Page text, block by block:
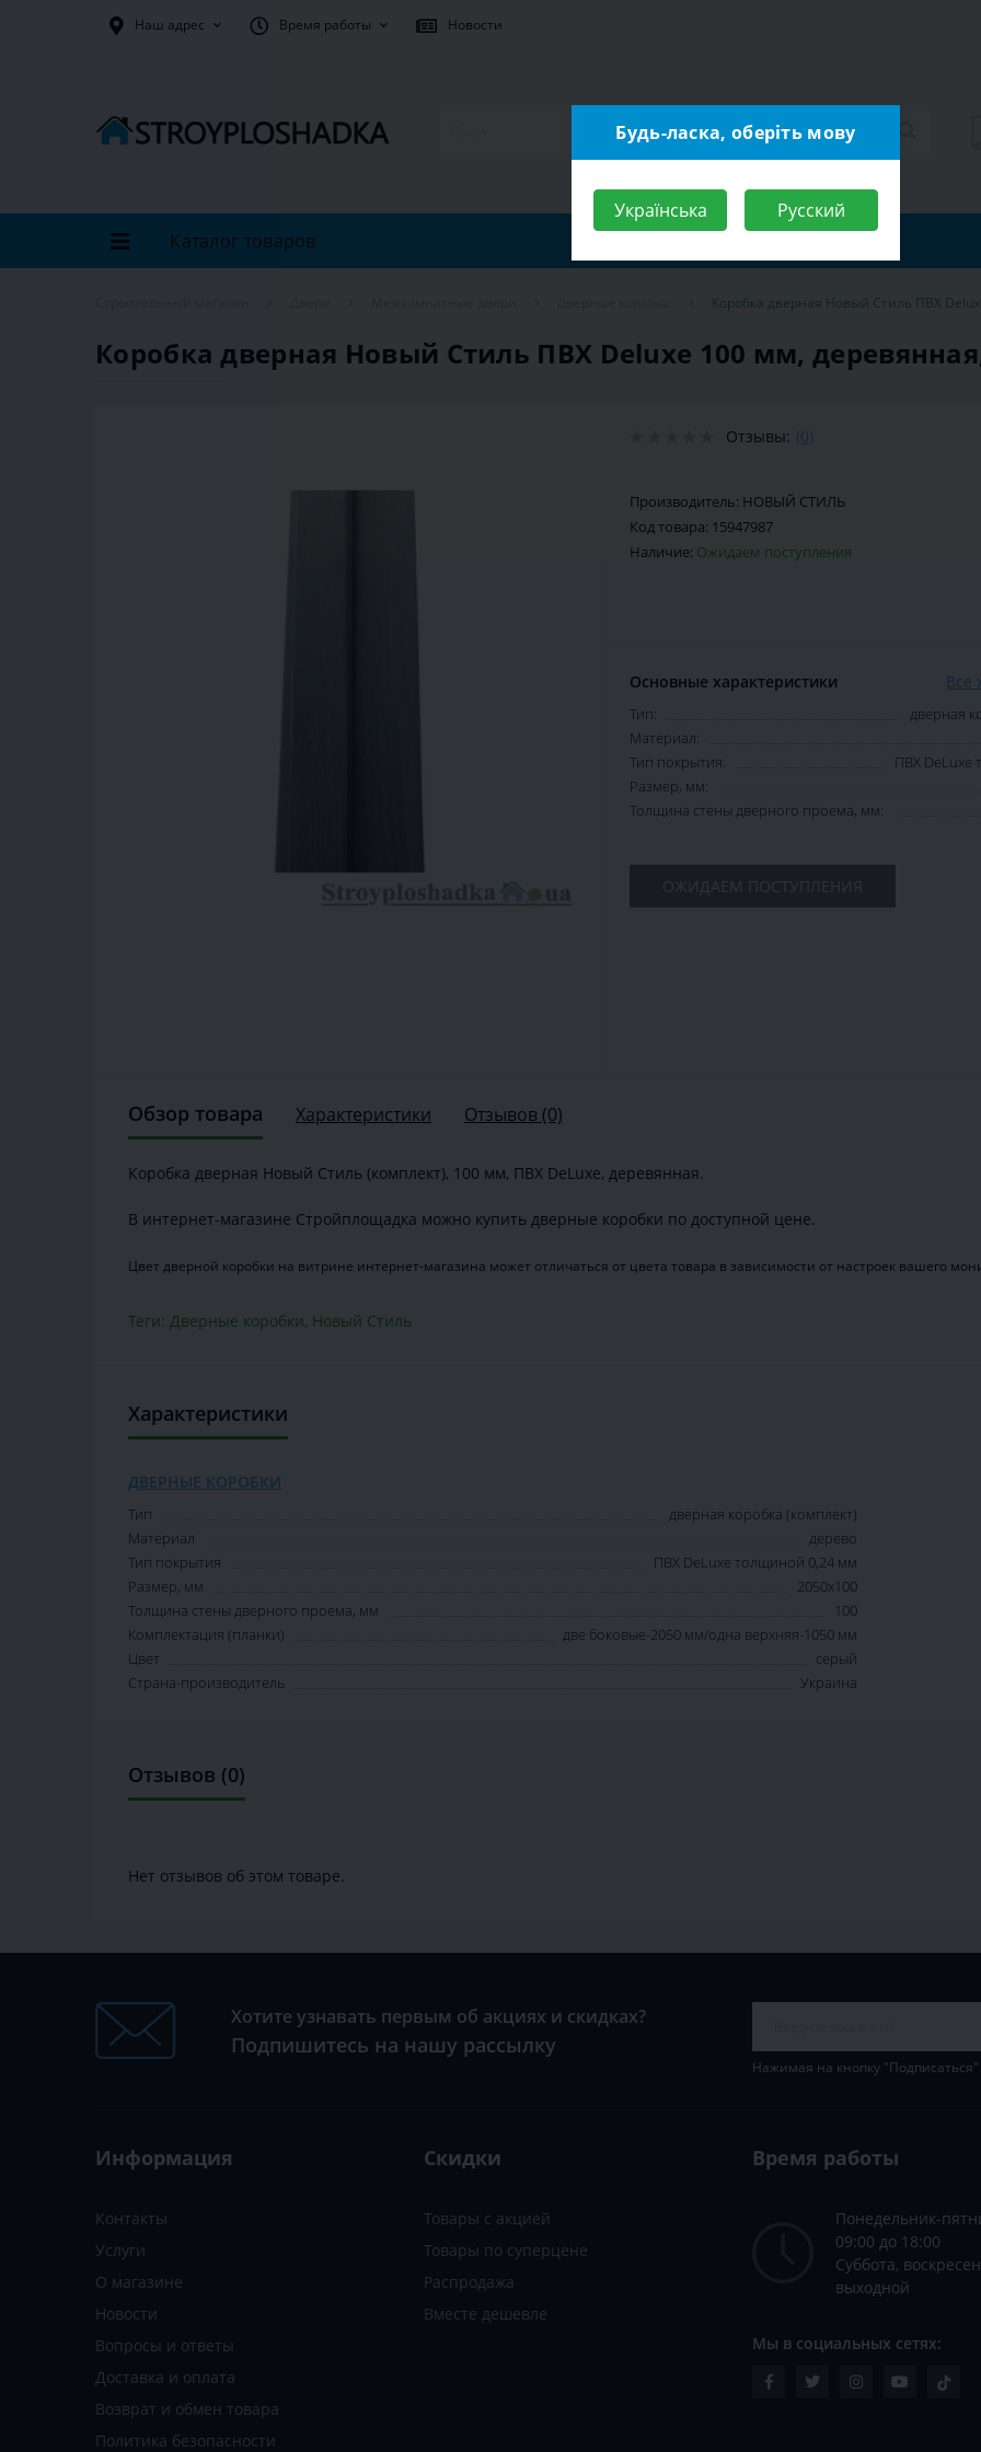
Наш адрес Время работы Новости
Каталог товаров
Коробка дверная Новый Стиль ПВХ
Коробка дверная Новый Стиль ПВХ Deluxe 100 мм,
Отзывы: (0)
Производитель: НОВЫЙ СТИЛЬ
Код товара: 15947987
Наличие: Ожидаем поступления
Основные характеристики Все
Тип:
дверная
Материал:
Тип покрытия:
ПВХ DeLuxe
Размер, мм:
Толщина стены дверного проема, мм:
ОЖИДАЕМ ПОСТУПЛЕНИЯ
Обзор товара Характеристики Отзывов (0)
Коробка дверная Новый Стиль (комплект), 100 мм, ПВХ DeLuxe, деревянная.
В интернет-магазине Стройплощадка можно купить дверные коробки по доступной цене.
Цвет дверной коробки на витрине интернет-магазина может отличаться от цвета товара в зависимости от настроек вашего
Теги: Дверные коробки, Новый Стиль
Характеристики
ДВЕРНЫЕ КОРОБКИ
Тип
дверная коробка (комплект)
Материал
дерево
Тип покрытия
ПВХ DeLuxe толщиной 0,24 мм
Размер, мм
2050х100
Толщина стены дверного проема, мм
100
Комплектация (планки)
две боковые-2050 мм/одна верхняя-1050 мм
Цвет
серый
Страна-производитель
Украина
Отзывов (0)
Нет отзывов об этом товаре.
Хотите узнавать первым об акциях и скидках?
Подпишитесь на нашу рассылку
Нажимая на кнопку
Информация
Контакты
Услуги
О магазине
Новости
Вопросы и ответы
Доставка и оплата
Возврат и обмен товара
Политика безопасности
Скидки
Товары с акцией
Товары по суперцене
Распродажа
Вместе дешевле
Время работы
Понедельник-
09:00 до 18:00
Суббота,
выходной
Мы в социальных сетях:
Будь-ласка, оберіть мову
Українська Русский